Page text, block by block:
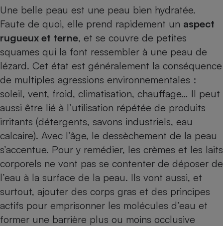
Une belle peau est une peau bien hydratée.
Faute de quoi, elle prend rapidement un aspect
rugueux et terne, et se couvre de petites
squames qui la font ressembler à une peau de
lézard. Cet état est généralement la conséquence
de multiples agressions environnementales :
soleil, vent, froid, climatisation, chauffage… Il peut
aussi être lié à l’utilisation répétée de produits
irritants (détergents, savons industriels, eau
calcaire). Avec l’âge, le dessèchement de la peau
s’accentue. Pour y remédier, les crèmes et les laits
corporels ne vont pas se contenter de déposer de
l’eau à la surface de la peau. Ils vont aussi, et
surtout, ajouter des corps gras et des principes
actifs pour emprisonner les molécules d’eau et
former une barrière plus ou moins occlusive
Plaque de cuisson à
induction
Climatiseur -
Ventilateur
Téléphone mobile -
Smartphone
Antivirus
Radiateur électrique
Climatiseur -
Ventilateur